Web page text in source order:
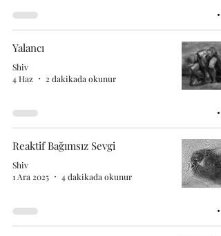
Yalancı
Shiv
4 Haz
2 dakikada okunur
Reaktif Bağımsız Sevgi
Shiv
1 Ara 2025
4 dakikada okunur